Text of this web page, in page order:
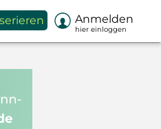
 Anmelden
hier einloggen